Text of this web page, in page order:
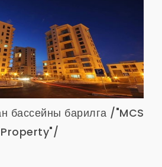
бассейны барилга /"MCS
Property"/